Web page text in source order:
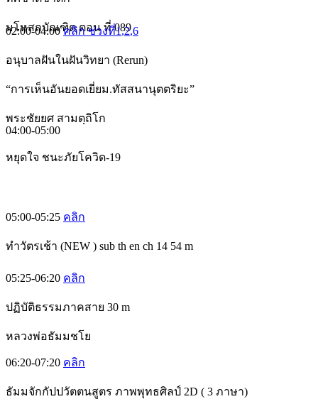
มโหสถบัณฑิต ตอน ที่ 089
02:00-04:00คลิก ช่วงที่1,2,6
อนุบาลฝันในฝันวิทยา (Rerun)
“การเห็นอันยอดเยี่ยม.ทัสสนานุตตริยะ”
พระชัยยศ สามตฺถิโก
04:00-05:00
หยุดใจ ชนะภัยโควิด-19
05:00-05:25 คลิก
ทำวัตรเช้า (NEW ) sub th en ch 14 54 m
05:25-06:20 คลิก
ปฏิบัติธรรมภาคสาย 30 m
หลวงพ่อธัมมชโย
06:20-07:20 คลิก
ธัมมจักกัปปวัตตนสูตร ภาพพุทธศิลป์ 2D ( 3 ภาษา)